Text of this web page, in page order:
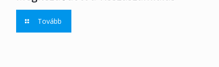
Tovább